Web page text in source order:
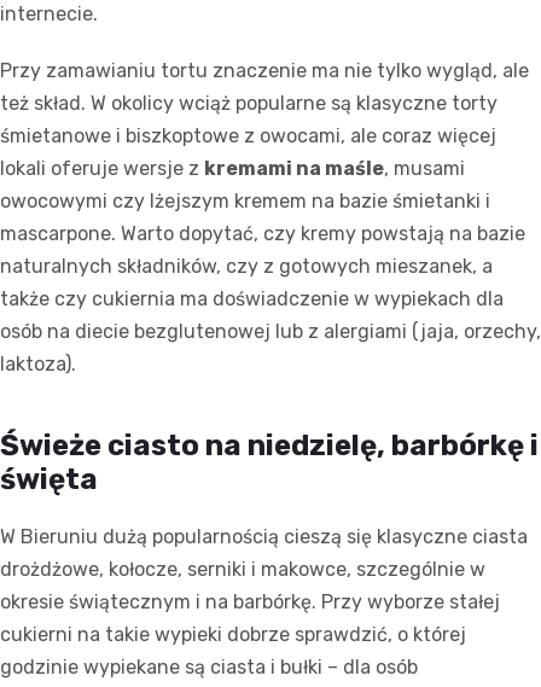
internecie.
Przy zamawianiu tortu znaczenie ma nie tylko wygląd, ale
też skład. W okolicy wciąż popularne są klasyczne torty
śmietanowe i biszkoptowe z owocami, ale coraz więcej
lokali oferuje wersje z kremami na maśle, musami
owocowymi czy lżejszym kremem na bazie śmietanki i
mascarpone. Warto dopytać, czy kremy powstają na bazie
naturalnych składników, czy z gotowych mieszanek, a
także czy cukiernia ma doświadczenie w wypiekach dla
osób na diecie bezglutenowej lub z alergiami (jaja, orzechy,
laktoza).
Świeże ciasto na niedzielę, barbórkę i
święta
W Bieruniu dużą popularnością cieszą się klasyczne ciasta
drożdżowe, kołocze, serniki i makowce, szczególnie w
okresie świątecznym i na barbórkę. Przy wyborze stałej
cukierni na takie wypieki dobrze sprawdzić, o której
godzinie wypiekane są ciasta i bułki – dla osób